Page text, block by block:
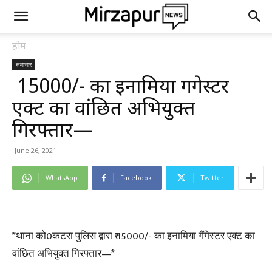
होम
समाचार
₹ 15000/- का इनामिया गैंगेस्टर
एक्ट का वांछित अभियुक्त
गिरफ्तार—
June 26, 2021
WhatsApp Facebook Twitter
*थाना को0कटरा पुलिस द्वारा ₹ 15000/- का इनामिया गैंगेस्टर एक्ट का
वांछित अभियुक्त गिरफ्तार—*